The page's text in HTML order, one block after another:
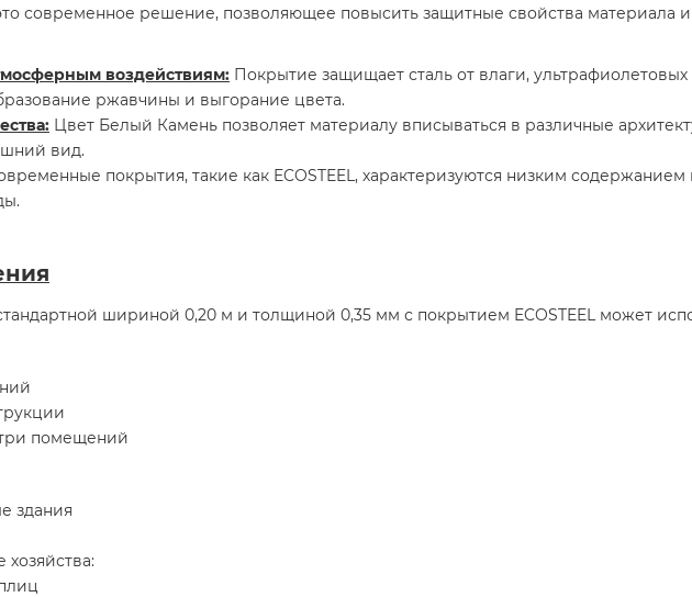
современное решение, позволяющее повысить защитные свойства материала
воздействиям: Покрытие защищает сталь от влаги,
ржавчины и выгорание цвета.
Цвет Белый Камень позволяет материалу вписываться в различные
вид.
покрытия, такие как ECOSTEEL, характеризуются низким
шириной 0,20 м и толщиной 0,35 мм с покрытием ECOSTEEL может
помещений
здания